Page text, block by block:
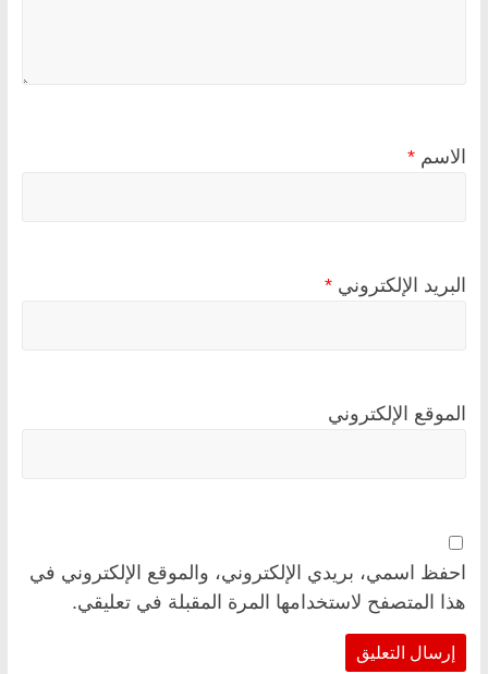
الاسم *
البريد الإلكتروني *
الموقع الإلكتروني
احفظ اسمي، بريدي الإلكتروني، والموقع الإلكتروني في
هذا المتصفح لاستخدامها المرة المقبلة في تعليقي.